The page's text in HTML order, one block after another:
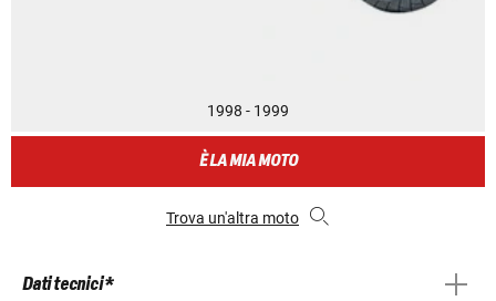
1998 - 1999
È LA MIA MOTO
Trova un'altra moto
Dati tecnici *